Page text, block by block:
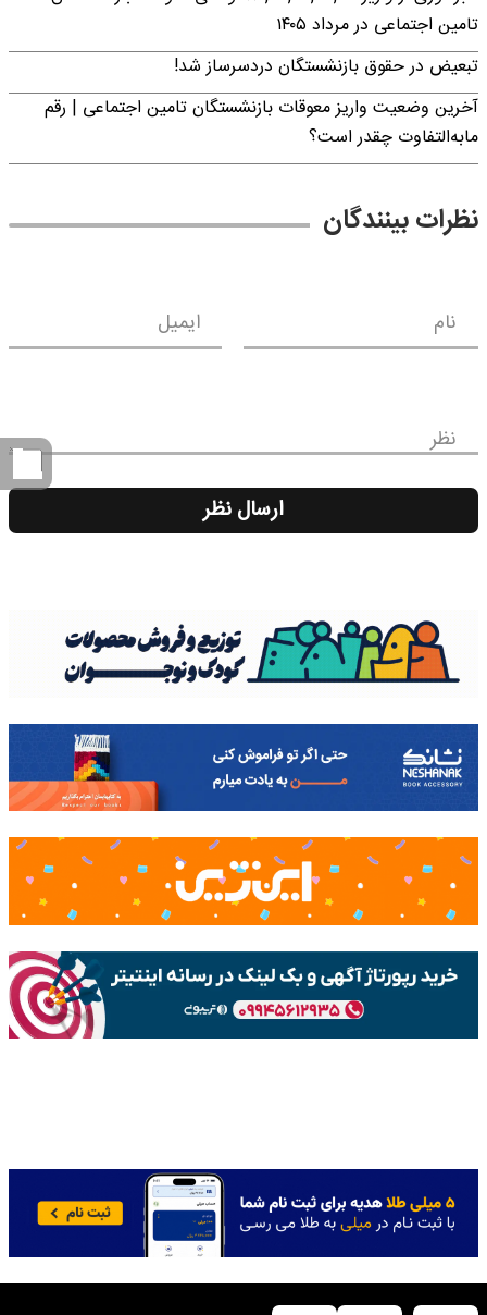
تامین اجتماعی در مرداد ۱۴۰۵
تبعیض در حقوق بازنشستگان دردسرساز شد!
آخرین وضعیت واریز معوقات بازنشستگان تامین اجتماعی | رقم
مابه‌التفاوت چقدر است؟
نظرات بینندگان
نام ایمیل
نظر
ارسال نظر